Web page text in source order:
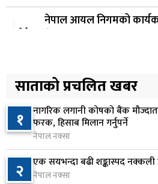
४
नेपाल आयल निगमको
५
अनलाइन सेवा विस्तारलाई
विश्वविद्यालयले नयाँ नीति
२१ घण्टा अघि
६
सरकारद्वारा राष्ट्रसेवक
स्वीकृत, न्यूनतम तलब २८
२१ घण्टा अघि
साताको प्रचलित खबर
१ नागरिक लगानी कोषको बैंक
फरक, हिसाब मिलान गर्नुपर्ने
नेपाल नक्सा
२ एक सयभन्दा बढी शङ्कास्पद नक्कली
नेपाल नक्सा